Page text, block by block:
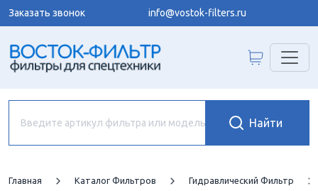
Заказать звонок info@vostok-filters.ru
Главная Каталог Фильтров Гидравлический Фильтр